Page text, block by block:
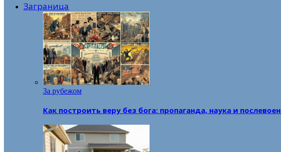
Заграница
За рубежом
Как построить веру без бога: пропаганда, наука и